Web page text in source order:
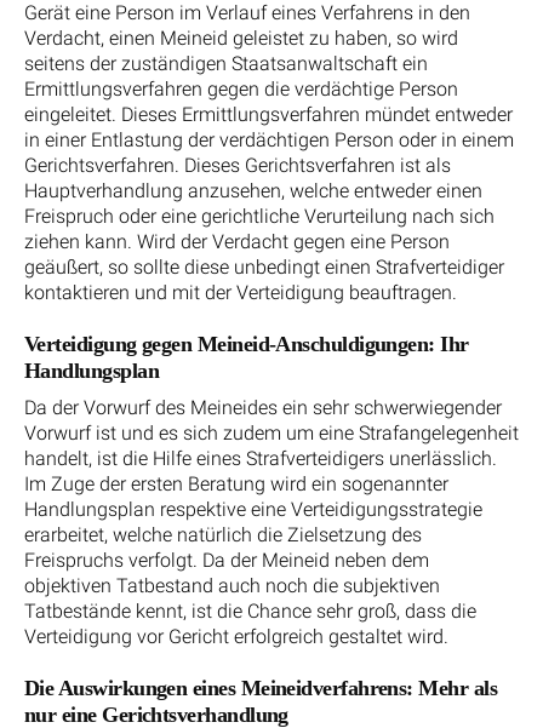
Gerät eine Person im Verlauf eines Verfahrens in den
Verdacht, einen Meineid geleistet zu haben, so wird
seitens der zuständigen Staatsanwaltschaft ein
Ermittlungsverfahren gegen die verdächtige Person
eingeleitet. Dieses Ermittlungsverfahren mündet entweder
in einer Entlastung der verdächtigen Person oder in einem
Gerichtsverfahren. Dieses Gerichtsverfahren ist als
Hauptverhandlung anzusehen, welche entweder einen
Freispruch oder eine gerichtliche Verurteilung nach sich
ziehen kann. Wird der Verdacht gegen eine Person
geäußert, so sollte diese unbedingt einen Strafverteidiger
kontaktieren und mit der Verteidigung beauftragen.
Verteidigung gegen Meineid-Anschuldigungen: Ihr
Handlungsplan
Da der Vorwurf des Meineides ein sehr schwerwiegender
Vorwurf ist und es sich zudem um eine Strafangelegenheit
handelt, ist die Hilfe eines Strafverteidigers unerlässlich.
Im Zuge der ersten Beratung wird ein sogenannter
Handlungsplan respektive eine Verteidigungsstrategie
erarbeitet, welche natürlich die Zielsetzung des
Freispruchs verfolgt. Da der Meineid neben dem
objektiven Tatbestand auch noch die subjektiven
Tatbestände kennt, ist die Chance sehr groß, dass die
Verteidigung vor Gericht erfolgreich gestaltet wird.
Die Auswirkungen eines Meineidverfahrens: Mehr als
nur eine Gerichtsverhandlung